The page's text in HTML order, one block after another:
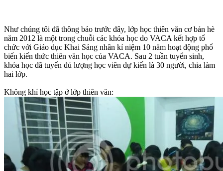
Như chúng tôi đã thông báo trước đây, lớp học thiên văn cơ bản hè
năm 2012 là một trong chuỗi các khóa học do VACA kết hợp tổ
chức với Giáo dục Khai Sáng nhân kỉ niệm 10 năm hoạt động phổ
biến kiến thức thiên văn học của VACA. Sau 2 tuần tuyển sinh,
khóa học đã tuyển đủ lượng học viên dự kiến là 30 người, chia làm
hai lớp.
Không khí học tập ở lớp thiên văn: